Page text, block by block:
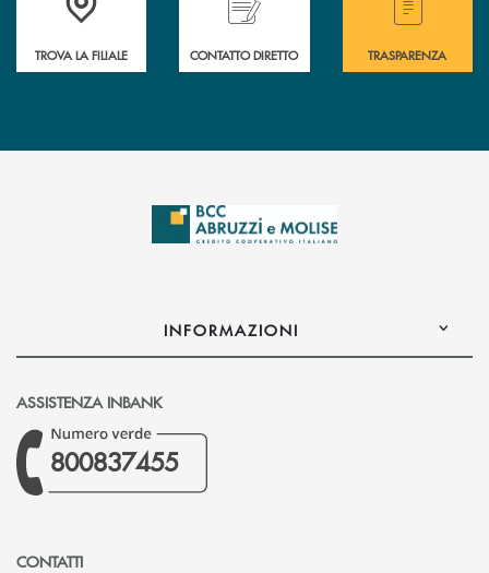
TROVA LA FILIALE CONTATTO DIRETTO TRASPARENZA
INFORMAZIONI
ASSISTENZA INBANK
800837455
CONTATTI